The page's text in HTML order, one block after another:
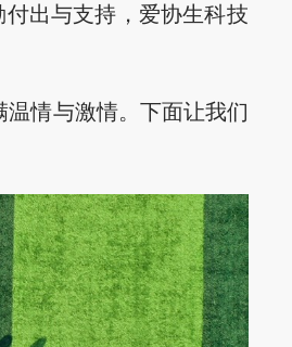
出与支持，爱协生科技
情与激情。下面让我们